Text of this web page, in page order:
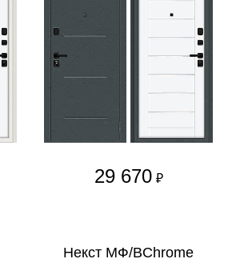
29 670 ₽
Некст МФ/BChrome